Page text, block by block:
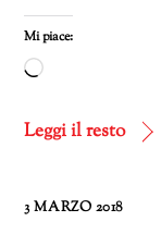
Mi piace:
Caricamento
corso…
Leggi il resto
3 MARZO 2018